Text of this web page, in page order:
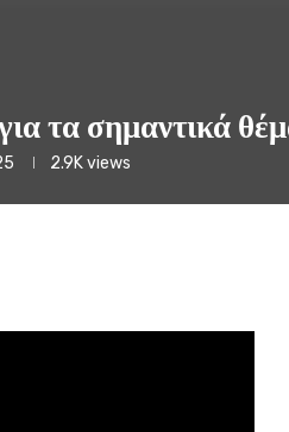
τα σημαντικά
2.9Kviews